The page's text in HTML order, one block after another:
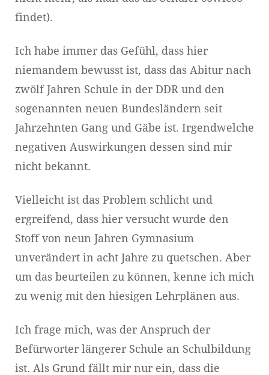
findet).
Ich habe immer das Gefühl, dass hier
niemandem bewusst ist, dass das Abitur nach
zwölf Jahren Schule in der DDR und den
sogenannten neuen Bundesländern seit
Jahrzehnten Gang und Gäbe ist. Irgendwelche
negativen Auswirkungen dessen sind mir
nicht bekannt.
Vielleicht ist das Problem schlicht und
ergreifend, dass hier versucht wurde den
Stoff von neun Jahren Gymnasium
unverändert in acht Jahre zu quetschen. Aber
um das beurteilen zu können, kenne ich mich
zu wenig mit den hiesigen Lehrplänen aus.
Ich frage mich, was der Anspruch der
Befürworter längerer Schule an Schulbildung
ist. Als Grund fällt mir nur ein, dass die